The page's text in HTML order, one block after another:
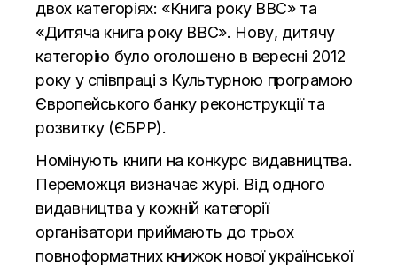
двох категоріях: «Книга року ВВС» та
«Дитяча книга року ВВС». Нову, дитячу
категорію було оголошено в вересні 2012
року у співпраці з Культурною програмою
Європейського банку реконструкції та
розвитку (ЄБРР).
Номінують книги на конкурс видавництва.
Переможця визначає журі. Від одного
видавництва у кожній категорії
організатори приймають до трьох
повноформатних книжок нової української